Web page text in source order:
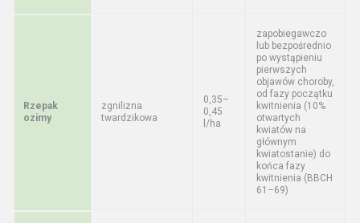
Rzepak
ozimy
zgnilizna
twardzikowa
0,35–
0,45
l/ha
zapobiegawczo
lub bezpośrednio
po wystąpieniu
pierwszych
objawów choroby,
od fazy początku
kwitnienia (10%
otwartych
kwiatów na
głównym
kwiatostanie) do
końca fazy
kwitnienia (BBCH
61–69)